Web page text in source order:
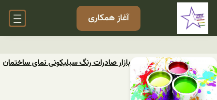
آغاز همکاری
بازار صادرات رنگ سیلیکونی نمای ساختمان